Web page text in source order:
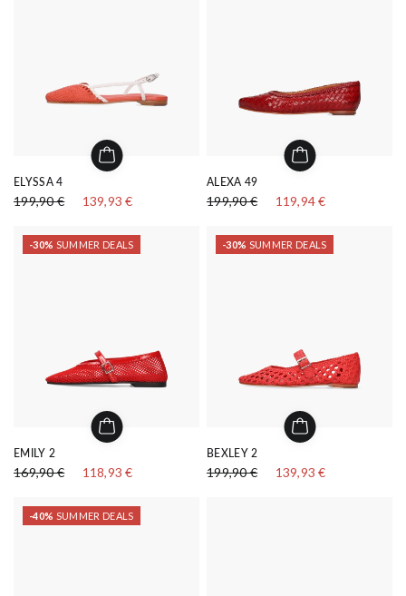
ELYSSA 4
199,90 € 139,93 €
ALEXA 49
199,90 € 119,94 €
-30% SUMMER DEALS
EMILY 2
169,90 € 118,93 €
-30% SUMMER DEALS
BEXLEY 2
199,90 € 139,93 €
-40% SUMMER DEALS